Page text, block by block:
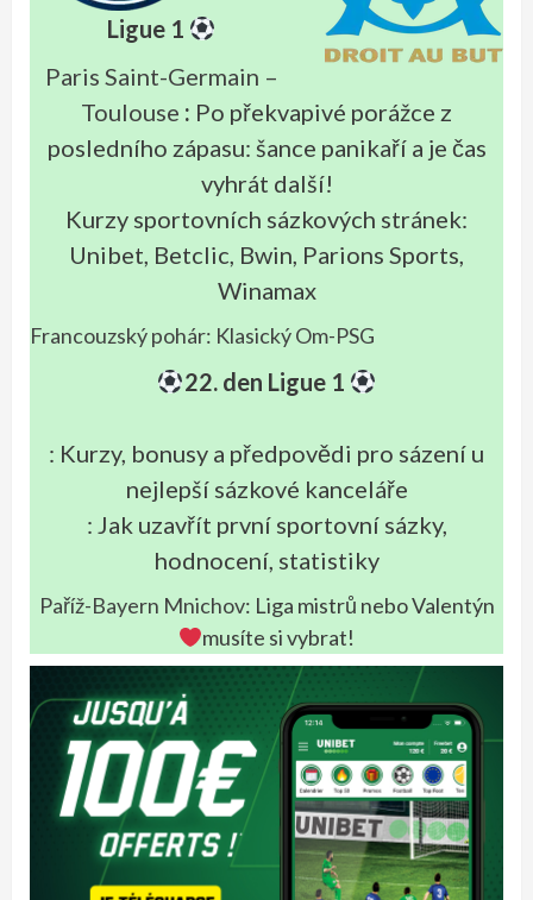
Ligue 1
Paris Saint-Germain –
Toulouse : Po překvapivé porážce z
posledního zápasu: šance panikaří a je čas
vyhrát další!
Kurzy sportovních sázkových stránek:
Unibet, Betclic, Bwin, Parions Sports,
Winamax
Francouzský pohár: Klasický Om-PSG
22. den Ligue 1
: Kurzy, bonusy a předpovědi pro sázení u
nejlepší sázkové kanceláře
: Jak uzavřít první sportovní sázky,
hodnocení, statistiky
Paříž-Bayern Mnichov: Liga mistrů nebo Valentýn
musíte si vybrat!